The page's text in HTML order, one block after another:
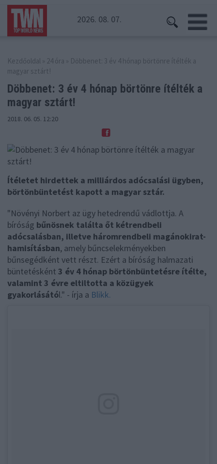
2026. 08. 07.
Kezdőoldal » 24 óra » Döbbenet: 3 év 4 hónap börtönre ítélték a
magyar sztárt!
Döbbenet: 3 év 4 hónap börtönre ítélték a
magyar sztárt!
2018. 06. 05. 12:20
Ítéletet hirdettek a milliárdos adócsalási ügyben,
börtönbüntetést kapott a magyar sztár.
"Növényi Norbert az ügy hetedrendű vádlottja. A
bíróság bűnösnek találta őt kétrendbeli
adócsalásban, illetve háromrendbeli magánokirat-
hamisításban, amely bűncselekményekben
bűnsegédként vett részt. Ezért a bíróság halmazati
büntetésként 3 év 4 hónap börtönbüntetésre ítélte,
valamint 3 évre eltiltotta a közügyek
gyakorlásától." - írja a Blikk.